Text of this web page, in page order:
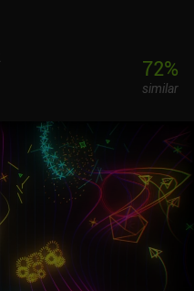
72%
similar